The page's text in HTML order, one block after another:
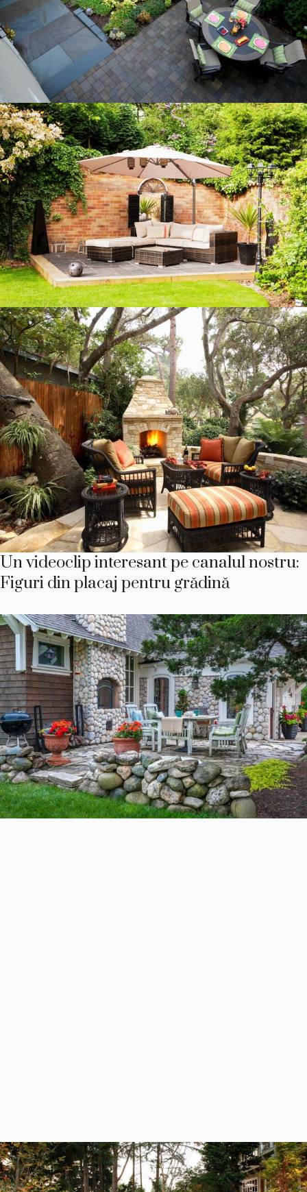
Un videoclip interesant pe canalul nostru:
Figuri din placaj pentru grădină